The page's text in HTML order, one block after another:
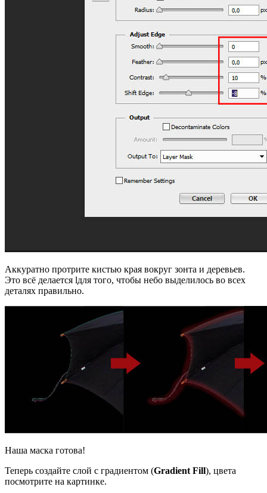
Аккуратно протрите кистью края вокруг зонта и деревьев.
Это всё делается lдля того, чтобы небо выделилось во всех
деталях правильно.
Наша маска готова!
Теперь создайте слой с градиентом (Gradient Fill), цвета
посмотрите на картинке.